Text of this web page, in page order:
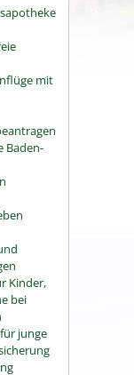
mit
Baden-
Kinder,
bei
junge